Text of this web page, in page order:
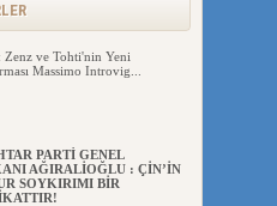
karşı iş ...
Zenz ve Tohti'nin Yeni
Massimo Introvig...
PARTİ GENEL
AĞIRALİOĞLU : ÇİN’İN
SOYKIRIMI BİR